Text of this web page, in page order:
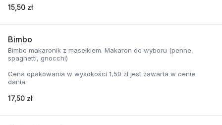
15,50 zł
Bimbo
Bimbo makaronik z masełkiem. Makaron do wyboru (penne,
spaghetti, gnocchi)
Cena opakowania w wysokości 1,50 zł jest zawarta w cenie
dania.
17,50 zł